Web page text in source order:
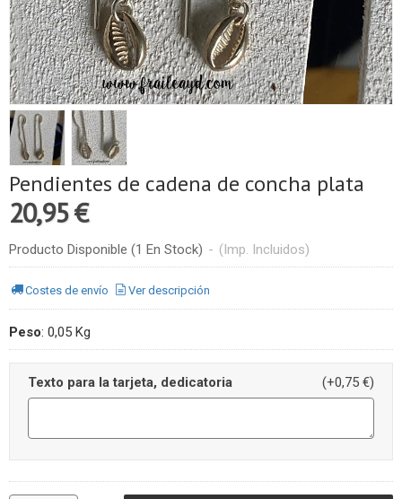
Pendientes de cadena de concha plata
20,95 €
Producto Disponible (1 En Stock) - (Imp. Incluidos)
Costes de envío Ver descripción
Peso: 0,05 Kg
Texto para la tarjeta, dedicatoria (+0,75 €)